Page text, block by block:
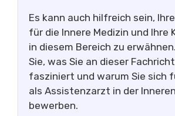
Es kann auch hilfreich sein,
für die Innere Medizin und Ihre
in diesem Bereich zu
Sie, was Sie an dieser
fasziniert und warum Sie sich
als Assistenzarzt in der
bewerben.